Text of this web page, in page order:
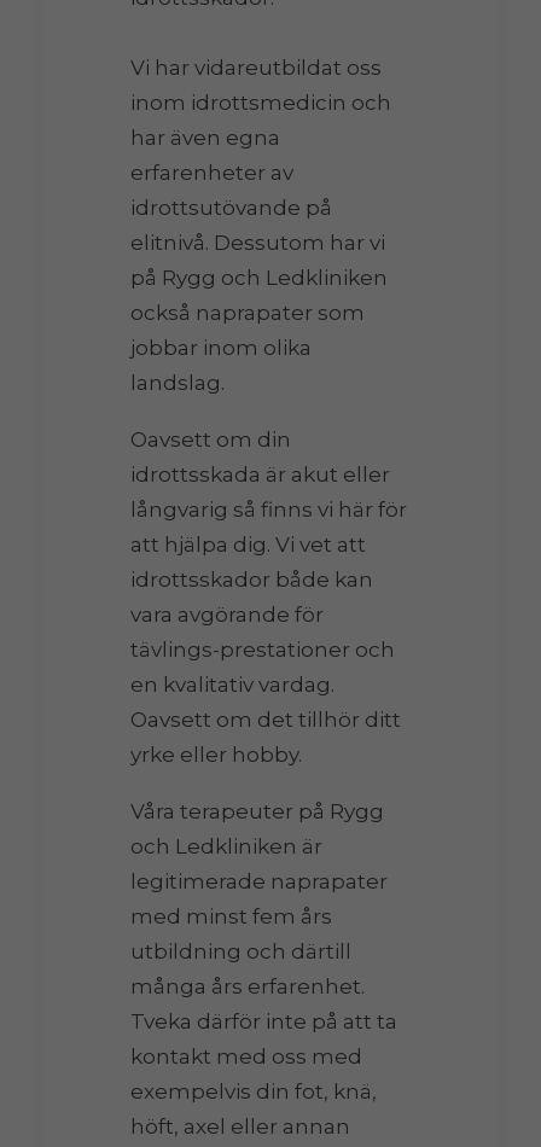
Vi har vidareutbildat oss
inom idrottsmedicin och
har även egna
erfarenheter av
idrottsutövande på
elitnivå. Dessutom har vi
på Rygg och Ledkliniken
också naprapater som
jobbar inom olika
landslag.
Oavsett om din
idrottsskada är akut eller
långvarig så finns vi här för
att hjälpa dig. Vi vet att
idrottsskador både kan
vara avgörande för
tävlings-prestationer och
en kvalitativ vardag.
Oavsett om det tillhör ditt
yrke eller hobby.
Våra terapeuter på Rygg
och Ledkliniken är
legitimerade naprapater
med minst fem års
utbildning och därtill
många års erfarenhet.
Tveka därför inte på att ta
kontakt med oss med
exempelvis din fot, knä,
höft, axel eller annan